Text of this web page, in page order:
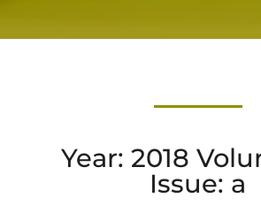
Year: 2018
Issue: a